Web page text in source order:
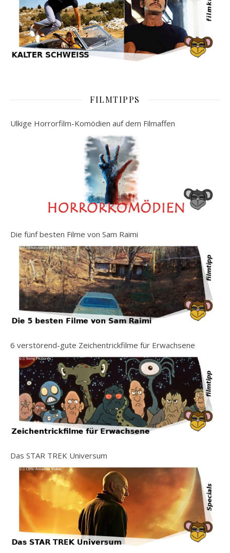
FILMTIPPS
Ulkige Horrorfilm-Komödien auf dem Filmaffen
Die fünf besten Filme von Sam Raimi
6 verstörend-gute Zeichentrickfilme für Erwachsene
Das STAR TREK Universum